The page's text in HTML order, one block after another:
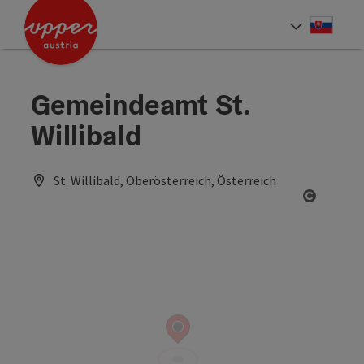
Accesskey
Accesskey
Gemeindeamt St.
Willibald
St. Willibald, Oberösterreich, Österreich